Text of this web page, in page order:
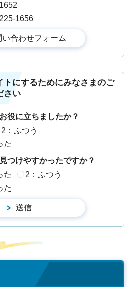
1656
トにするためにみなさまのご
さい
役に立ちましたか？
2：ふつう
た
つけやすかったですか？
た
2：ふつう
た